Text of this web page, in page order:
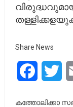
Share News
Facebook
കത്തോലിക്കാ